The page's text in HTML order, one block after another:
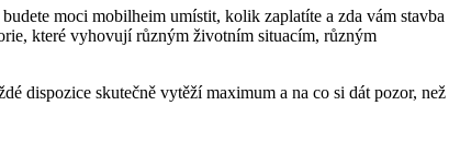
moci mobilheim umístit, kolik zaplatíte a zda vám stavba
které vyhovují různým životním situacím, různým
dispozice skutečně vytěží maximum a na co si dát pozor, než